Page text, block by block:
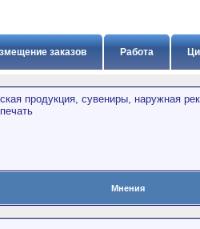
Работа
заказов
продукция, сувениры, наружная
Мнения